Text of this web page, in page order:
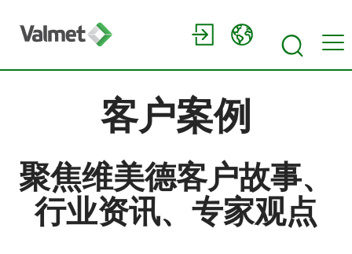
客户案例
聚焦维美德客户故事、
行业资讯、专家观点